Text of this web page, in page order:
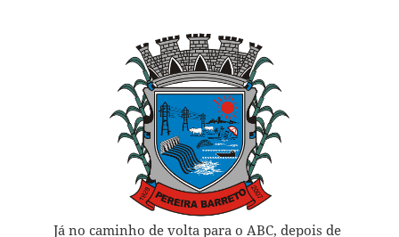
Já no caminho de volta para o ABC, depois de